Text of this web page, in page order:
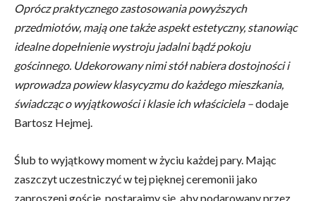
Oprócz praktycznego zastosowania powyższych
przedmiotów, mają one także aspekt estetyczny, stanowiąc
idealne dopełnienie wystroju jadalni bądź pokoju
gościnnego. Udekorowany nimi stół nabiera dostojności i
wprowadza powiew klasycyzmu do każdego mieszkania,
świadcząc o wyjątkowości i klasie ich właściciela –dodaje
Bartosz Hejmej.
Ślub to wyjątkowy moment w życiu każdej pary. Mając
zaszczyt uczestniczyć w tej pięknej ceremonii jako
zaproszeni goście, postarajmy się, aby podarowany przez